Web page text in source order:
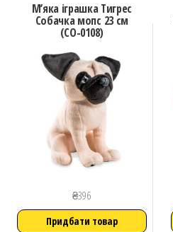
М’яка іграшка Тигрес
Собачка мопс 23 см
(СО-0108)
₴396
Придбати товар